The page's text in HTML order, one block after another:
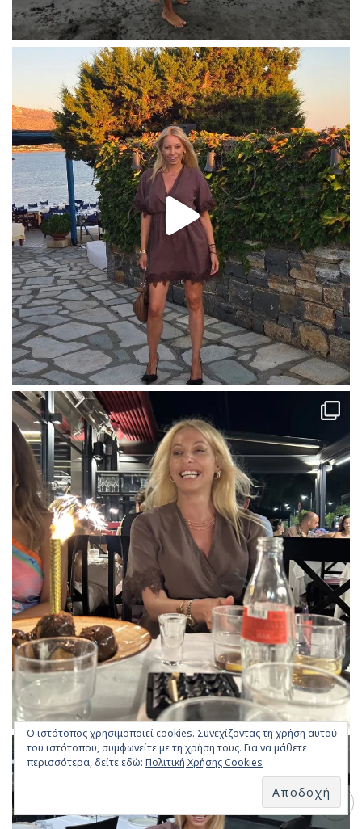
Ο ιστότοπος χρησιμοποιεί cookies. Συνεχίζοντας τη χρήση αυτού
του ιστότοπου, συμφωνείτε με τη χρήση τους. Για να μάθετε
περισσότερα, δείτε εδώ: Πολιτική Χρήσης Cookies